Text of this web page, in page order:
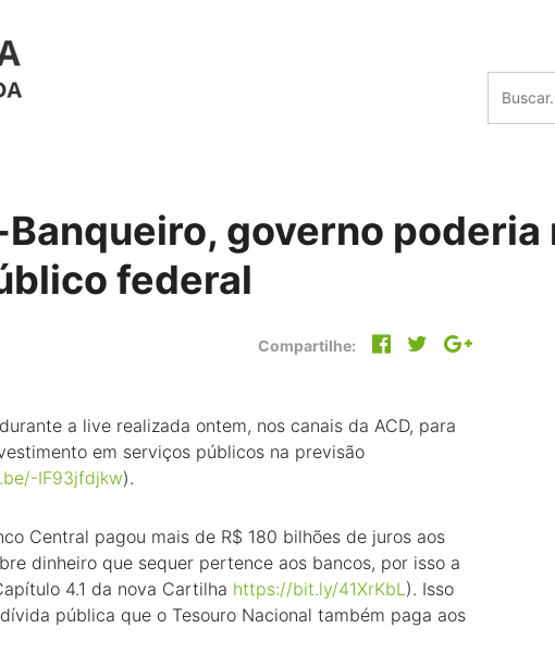
Banqueiro, governo
federal
Compartilhe:
a live realizada ontem, nos canais da ACD, para
em serviços públicos na previsão
IF93jfdjkw).
Central pagou mais de R$ 180 bilhões de juros aos
dinheiro que sequer pertence aos bancos, por isso a
4.1 da nova Cartilha https://bit.ly/41XrKbL). Isso
pública que o Tesouro Nacional também paga aos